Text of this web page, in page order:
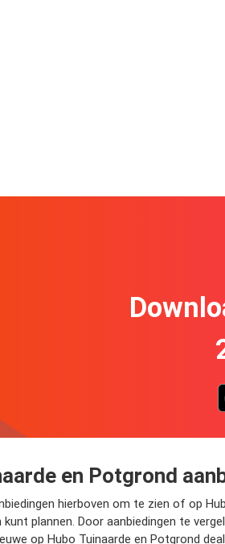
en Potgrond
hierboven om te zien of op
plannen. Door aanbiedingen te
op Hubo Tuinaarde en Potgrond